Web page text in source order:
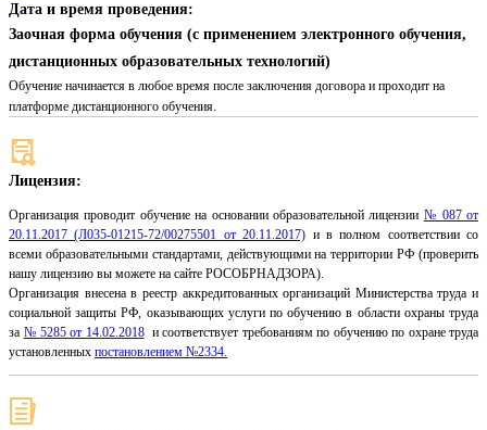
Дата и время проведения:
Заочная форма обучения (с применением электронного обучения,
дистанционных образовательных технологий)
Обучение начинается в любое время после заключения договора и проходит на
платформе дистанционного обучения.
Лицензия:
Организация проводит обучение на основании образовательной лицензии № 087 от
20.11.2017 (Л035-01215-72/00275501 от 20.11.2017) и в полном соответствии со
всеми образовательными стандартами, действующими на территории РФ (проверить
нашу лицензию вы можете на сайте РОСОБРНАДЗОРА).
Организация внесена в реестр аккредитованных организаций Министерства труда и
социальной защиты РФ, оказывающих услуги по обучению в области охраны труда
за № 5285 от 14.02.2018и соответствует требованиям по обучению по охране труда
установленных постановлением №2334.